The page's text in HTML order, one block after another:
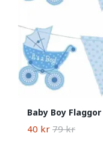
Baby Boy Flaggor
40 kr 79 kr